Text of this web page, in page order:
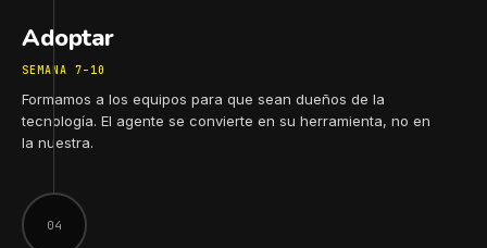
Adoptar
SEMANA 7–10
Formamos a los equipos para que sean dueños de la
tecnología. El agente se convierte en su herramienta, no en
la nuestra.
04